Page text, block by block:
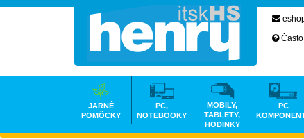
JARNÉ
POMÔCKY
PC,
NOTEBOOKY
MOBILY,
TABLETY,
HODINKY
PC